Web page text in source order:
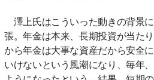
澤上氏はこういった動きの背景
張。年金は本来、長期投資が当た
から年金は大事な資産だから安全
いけないという風潮になり、毎年